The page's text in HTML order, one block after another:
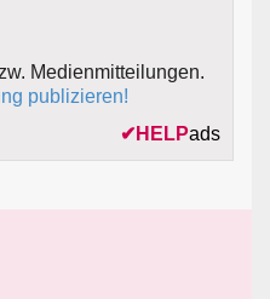
Medienmitteilungen.
publizieren!
✔ HELPads